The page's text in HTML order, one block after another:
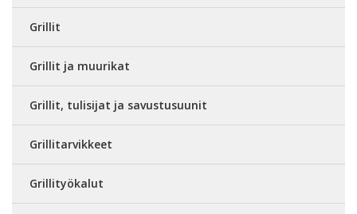
Grillit
Grillit ja muurikat
Grillit, tulisijat ja savustusuunit
Grillitarvikkeet
Grillityökalut